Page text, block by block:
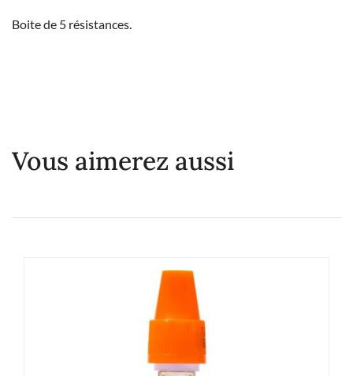
Boite de 5 résistances.
Vous aimerez aussi